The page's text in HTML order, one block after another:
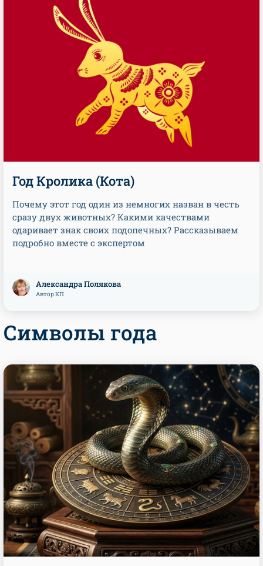
Год Кролика (Кота)
Почему этот год один из немногих назван в честь
сразу двух животных? Какими качествами
одаривает знак своих подопечных? Рассказываем
подробно вместе с экспертом
Александра Полякова
Автор КП
Символы года